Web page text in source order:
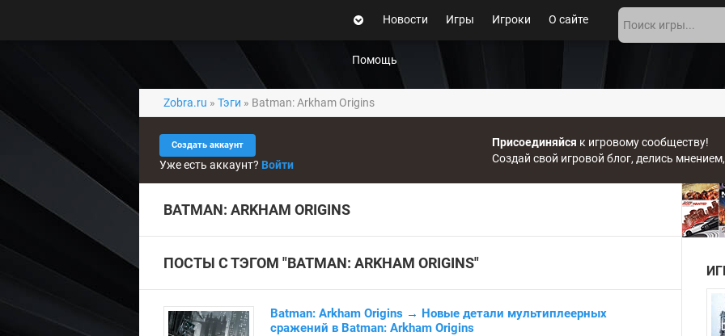
т
м
ы
Новости Игры Игроки О сайте
Помощь
Zobra.ru » Тэги » Batman: Arkham Origins
Создать аккаунт
Уже есть аккаунт? Войти
Присоединяйся к игровому сообществу!
Создай свой игровой блог, делись
BATMAN: ARKHAM ORIGINS
ПОСТЫ С ТЭГОМ "BATMAN: ARKHAM ORIGINS"
Batman: Arkham Origins → Новые детали мультиплеерных
сражений в Batman: Arkham Origins